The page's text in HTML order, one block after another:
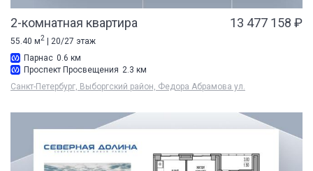
2-комнатная квартира 13 477 158 ₽
55.40 м2 | 20/27 этаж
Парнас 0.6 км
Проспект Просвещения 2.3 км
Санкт-Петербург, Выборгский район, Федора Абрамова ул.